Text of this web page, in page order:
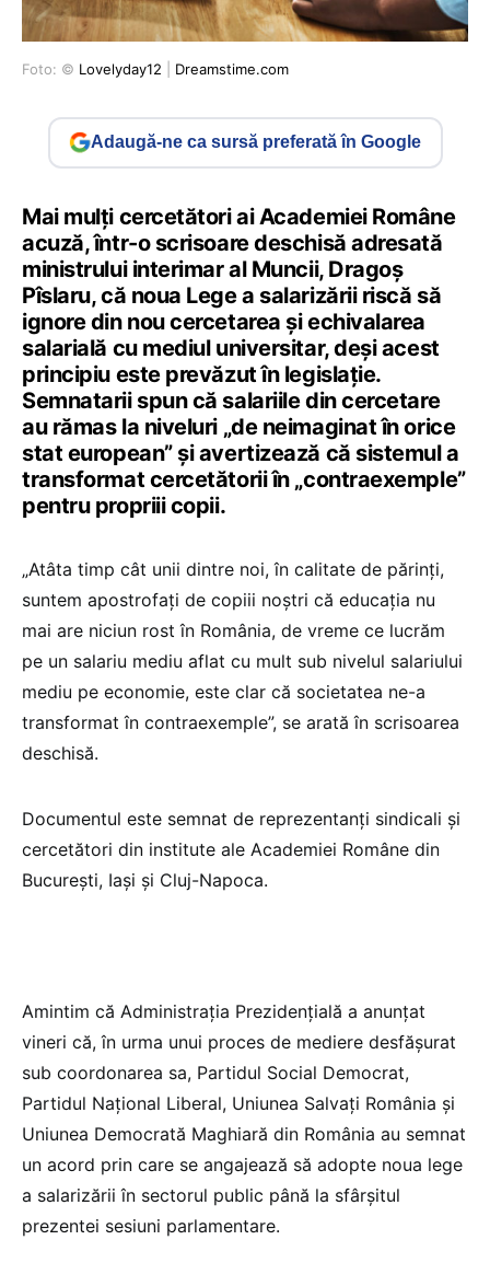
Foto: © Lovelyday12 Dreamstime.com
Adaugă-ne ca sursă preferată în Google
Mai mulți cercetători ai Academiei Române
acuză, într-o scrisoare deschisă adresată
ministrului interimar al Muncii, Dragoș
Pîslaru, că noua Lege a salarizării riscă să
ignore din nou cercetarea și echivalarea
salarială cu mediul universitar, deși acest
principiu este prevăzut în legislație.
Semnatarii spun că salariile din cercetare
au rămas la niveluri „de neimaginat în orice
stat european” și avertizează că sistemul a
transformat cercetătorii în „contraexemple”
pentru propriii copii.
„Atâta timp cât unii dintre noi, în calitate de părinți,
suntem apostrofați de copiii noștri că educația nu
mai are niciun rost în România, de vreme ce lucrăm
pe un salariu mediu aflat cu mult sub nivelul salariului
mediu pe economie, este clar că societatea ne-a
transformat în contraexemple”, se arată în scrisoarea
deschisă.
Documentul este semnat de reprezentanți sindicali și
cercetători din institute ale Academiei Române din
București, Iași și Cluj-Napoca.
Amintim că Administrația Prezidențială a anunțat
vineri că, în urma unui proces de mediere desfășurat
sub coordonarea sa, Partidul Social Democrat,
Partidul Național Liberal, Uniunea Salvați România și
Uniunea Democrată Maghiară din România au semnat
un acord prin care se angajează să adopte noua lege
a salarizării în sectorul public până la sfârșitul
prezentei sesiuni parlamentare.